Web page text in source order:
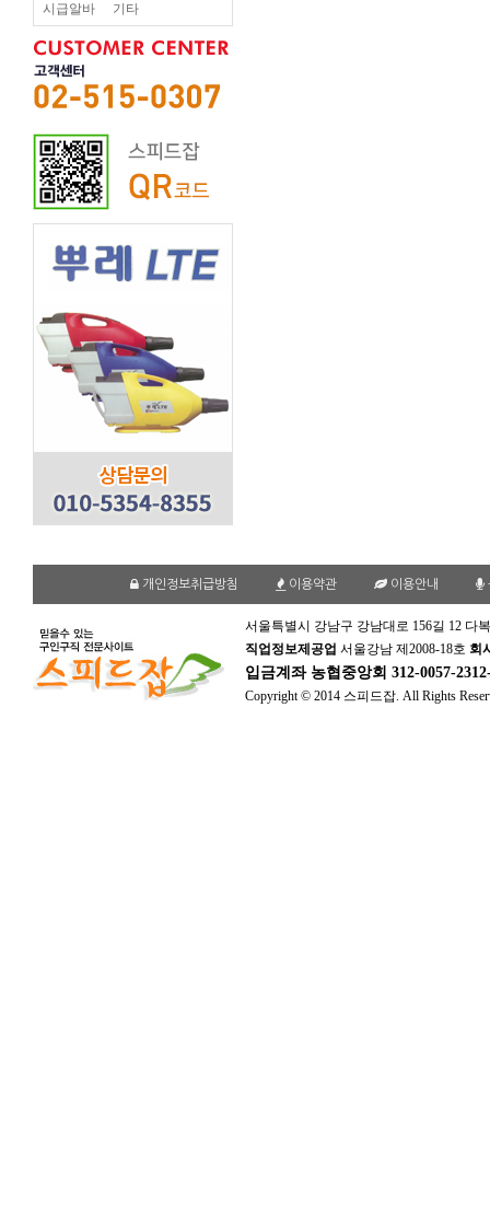
시급알바 기타
개인정보취급방침 이용약관 이용안내
서울특별시 강남구 강남대로 156길 12 다
직업정보제공업 서울강남 제2008-18호 회
입금계좌 농협중앙회 312-0057-
Copyright © 2014 스피드잡. All Rights